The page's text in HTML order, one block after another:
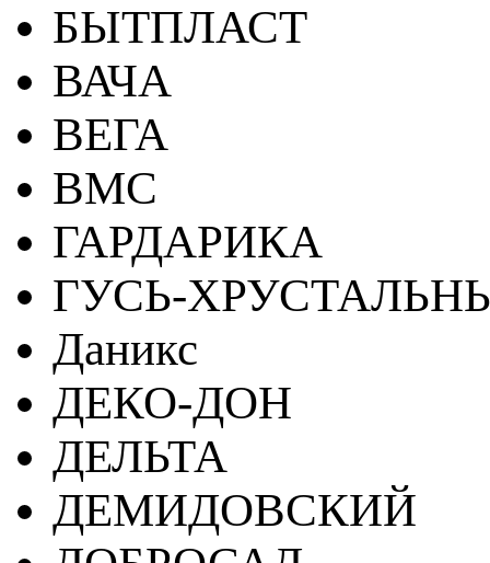
БЫТПЛАСТ
ВАЧА
ВЕГА
ВМС
ГАРДАРИКА
ГУСЬ-
Даникс
ДЕКО-ДОН
ДЕЛЬТА
ДЕМИДОВСКИЙ